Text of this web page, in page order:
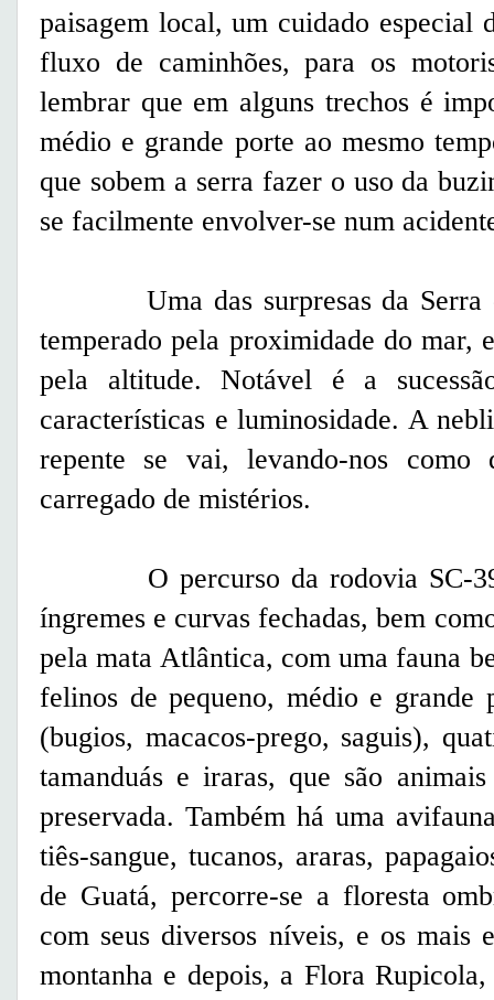
paisagem local, um cuidado especial
fluxo de caminhões, para os
lembrar que em alguns trechos é
médio e grande porte ao mesmo
que sobem a serra fazer o uso da
se facilmente envolver-se num
Uma das surpresas da Serra
temperado pela proximidade do mar,
pela altitude. Notável é a
características e luminosidade. A
repente se vai, levando-nos
carregado de mistérios.
O percurso da rodovia SC-390
íngremes e curvas fechadas, bem
pela mata Atlântica, com uma fauna
felinos de pequeno, médio e grande
(bugios, macacos-prego, saguis),
tamanduás e iraras, que são
preservada. Também há uma
tiês-sangue, tucanos, araras,
de Guatá, percorre-se a floresta
com seus diversos níveis, e os mais
montanha e depois, a Flora